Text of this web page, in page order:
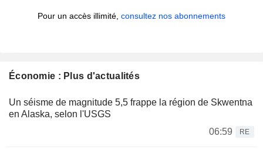
Pour un accès illimité, consultez nos abonnements
Économie : Plus d'actualités
Un séisme de magnitude 5,5 frappe la région de Skwentna
en Alaska, selon l'USGS
06:59
RE